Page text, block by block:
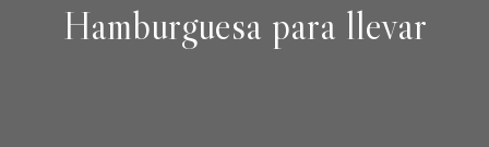
Hamburguesa para llevar